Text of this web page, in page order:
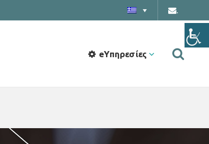
eΥπηρεσίες